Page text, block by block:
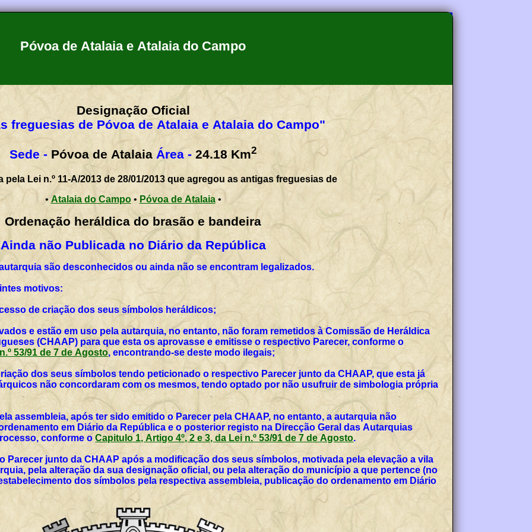
Póvoa de Atalaia e Atalaia do Campo
Designação Oficial
freguesias de Póvoa de Atalaia e Atalaia do Campo"
Sede - Póvoa de Atalaia Área - 24.18 Km2
pela Lei n.º 11-A/2013 de 28/01/2013 que agregou as antigas freguesias de
•
Atalaia do Campo• Póvoa de Atalaia•
Ordenação heráldica do brasão e bandeira
Ainda não Publicada no Diário da República
são desconhecidos ou ainda não se encontram legalizados.
motivos:
de criação dos seus símbolos heráldicos;
e estão em uso pela autarquia, no entanto, não foram remetidos à Comissão de Heráldica
(CHAAP) para que esta os aprovasse e emitisse o respectivo Parecer, conforme o
53/91 de 7 de Agosto, encontrando-se deste modo ilegais;
dos seus símbolos tendo peticionado o respectivo Parecer junto da CHAAP, que esta já
não concordaram com os mesmos, tendo optado por não usufruir de simbologia própria
assembleia, após ter sido emitido o Parecer pela CHAAP, no entanto, a autarquia não
em Diário da República e o posterior registo na Direcção Geral das Autarquias
conforme oCapitulo 1, Artigo 4º, 2 e 3, da Lei n.º 53/91 de 7 de Agosto.
Parecer junto da CHAAP após a modificação dos seus símbolos, motivada pela elevação a vila
pela alteração da sua designação oficial, ou pela alteração do município a que pertence (no
dos símbolos pela respectiva assembleia, publicação do ordenamento em Diário